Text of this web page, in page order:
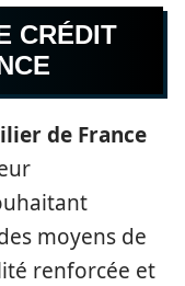
CRÉDIT
de France
moyens de
renforcée et